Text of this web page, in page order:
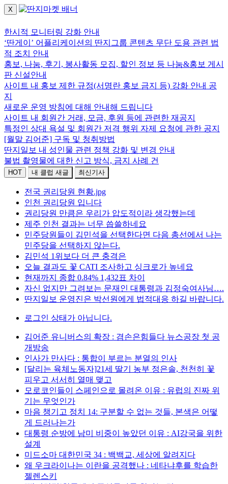
X
한시적 모니터링 강화 안내
‘딴게이’ 어플리케이션의 딴지그룹 콘텐츠 무단 도용 관련 법
적 조치 안내
홍보, 나눔, 후기, 봉사활동 모집, 할인 정보 등 나눔&홍보 게시
판 신설안내
사이트 내 홍보 제한 규정(서명란 홍보 금지 등) 강화 안내 공
지
새로운 운영 방침에 대해 안내해 드립니다
사이트 내 회원간 거래, 모금, 후원 등에 관련한 재공지
특정인 상대 욕설 및 회원간 저격 행위 자제 요청에 관한 공지
[월말 김어준] 구독 및 청취방법
딴지일보 내 성인물 관련 정책 강화 및 변경 안내
불법 촬영물에 대한 신고 방식, 금지 사례 건
HOT 내 클럽 새글 최신기사
전국 권리당원 현황.jpg
인천 권리당원 입니다
권리당원 만큼은 우리가 압도적이라 생각했는데
제주 인천 결과는 너무 씁쓸하네요
민주당원들이 김민석을 선택한다면 다음 총선에서 나는
민주당을 선택하지 않는다.
김민석 1위보다 더 큰 충격은
오늘 결과도 꽃 CATI 조사하고 싱크로가 높네요
현재까지 종합 0.84% 1,432표 차이
자신 없지만 그려보는 문재인 대통령과 김정숙여사님….
딴지일보 운영진은 박선원에게 법적대응 하길 바랍니다.
로그인 상태가 아닙니다.
김어준 유니버스의 확장 : 겸손은힘들다 뉴스공장 첫 공
개방송
인사가 만사다 : 통합이 부르는 분열의 인사
[달리는 육체노동자]21세 딸기 농부 정은솔, 천천히 꽃
피우고 서서히 열매 맺고
모로코인들이 스페인으로 몰려온 이유 : 유럽의 진짜 위
기는 무엇인가
마음 챙기고 정치 14: 구분할 수 없는 것들, 본색은 어떻
게 드러나는가
대통령 순방에 남미 비중이 높았던 이유 : AI강국을 위한
설계
미드소마 대한민국 34 : 백백교, 세상에 알려지다
왜 우크라이나는 이란을 공격했나 : 네타냐후를 학습한
젤렌스키